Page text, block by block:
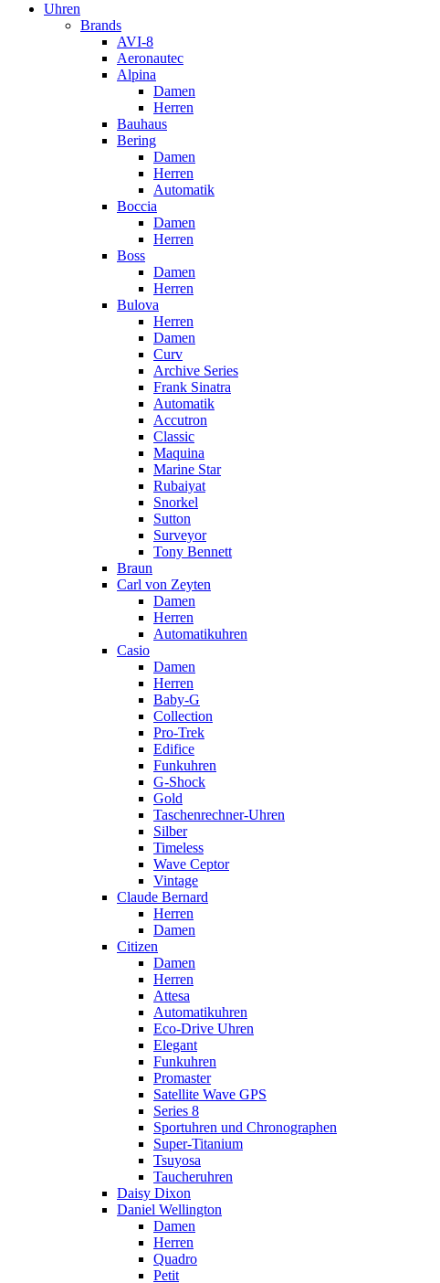
Uhren
Brands
AVI-8
Aeronautec
Alpina
Damen
Herren
Bauhaus
Bering
Damen
Herren
Automatik
Boccia
Damen
Herren
Boss
Damen
Herren
Bulova
Herren
Damen
Curv
Archive Series
Frank Sinatra
Automatik
Accutron
Classic
Maquina
Marine Star
Rubaiyat
Snorkel
Sutton
Surveyor
Tony Bennett
Braun
Carl von Zeyten
Damen
Herren
Automatikuhren
Casio
Damen
Herren
Baby-G
Collection
Pro-Trek
Edifice
Funkuhren
G-Shock
Gold
Taschenrechner-Uhren
Silber
Timeless
Wave Ceptor
Vintage
Claude Bernard
Herren
Damen
Citizen
Damen
Herren
Attesa
Automatikuhren
Eco-Drive Uhren
Elegant
Funkuhren
Promaster
Satellite Wave GPS
Series 8
Sportuhren und Chronographen
Super-Titanium
Tsuyosa
Taucheruhren
Daisy Dixon
Daniel Wellington
Damen
Herren
Quadro
Petit